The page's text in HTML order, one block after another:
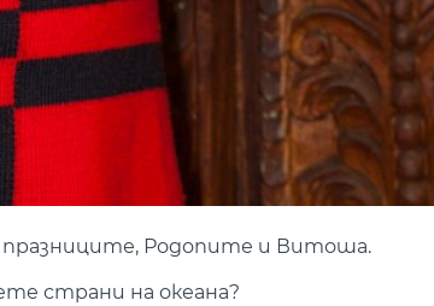
празниците, Родопите и Витоша.
страни на океана?